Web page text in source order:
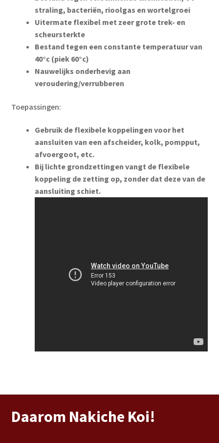
straling, bacteriën, rioolgas en wortelgroei
Uitermate flexibel met zeer grote trek- en
scheursterkte
Bestand tegen een constante temperatuur van
40°c (piek 60°c)
Nauwelijks onderhevig aan
veroudering/verrubberen
Toepassingen:
Gebruik de flexibele koppelingen voor het
aansluiten van een afscheider, kolk, pompput,
afvoergoot, etc.
Bij lichte grondzettingen vangt de flexibele
koppeling de zetting op, zonder dat deze van de
aansluiting schiet.
Daarom Nakiche Koi!